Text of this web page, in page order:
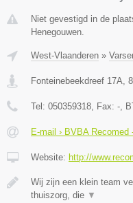
Niet gevestigd in de
Henegouwen.
West-Vlaanderen »
Fonteinebeekdreef 17A
Tel: 050359318 , Fax: - ,
E-mail › BVBA
Website: http://
Wij zijn een klein team
thuiszorg, die ▼